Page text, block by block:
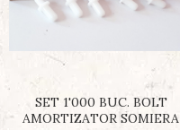
SET 1'000 BUC. BOLT
AMORTIZATOR SOMIERA